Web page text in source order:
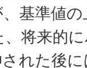
基準値
将来的
れた後